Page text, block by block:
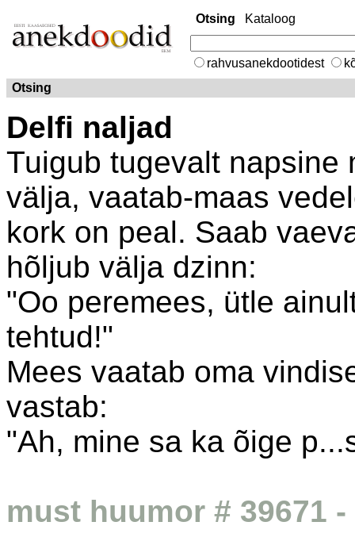
Otsing Kataloog
rahvusanekdootidest
Otsing
Delfi naljad
Tuigub tugevalt napsine
välja, vaatab-maas
kork on peal. Saab
hõljub välja dzinn:
"Oo peremees, ütle
tehtud!"
Mees vaatab oma
vastab:
"Ah, mine sa ka õige
must huumor # 39671 -